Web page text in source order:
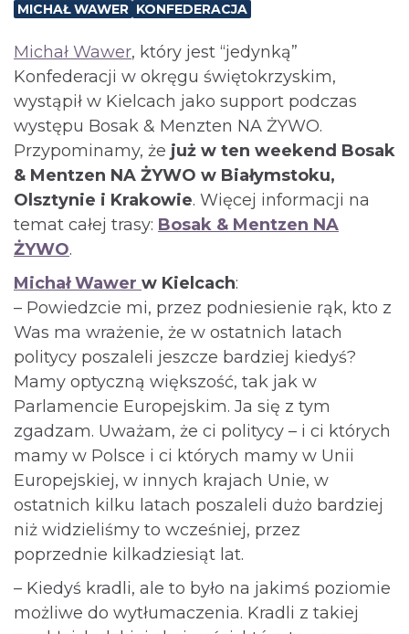
MICHAŁ WAWER KONFEDERACJA
Michał Wawer, który jest “jedynką”
Konfederacji w okręgu świętokrzyskim,
wystąpił w Kielcach jako support podczas
występu Bosak & Menzten NA ŻYWO.
Przypominamy, że już w ten weekend Bosak
& Mentzen NA ŻYWO w Białymstoku,
Olsztynie i Krakowie. Więcej informacji na
temat całej trasy: Bosak & Mentzen NA
ŻYWO.
Michał Wawer w Kielcach:
– Powiedzcie mi, przez podniesienie rąk, kto z
Was ma wrażenie, że w ostatnich latach
politycy poszaleli jeszcze bardziej kiedyś?
Mamy optyczną większość, tak jak w
Parlamencie Europejskim. Ja się z tym
zgadzam. Uważam, że ci politycy – i ci których
mamy w Polsce i ci których mamy w Unii
Europejskiej, w innych krajach Unie, w
ostatnich kilku latach poszaleli dużo bardziej
niż widzieliśmy to wcześniej, przez
poprzednie kilkadziesiąt lat.
– Kiedyś kradli, ale to było na jakimś poziomie
możliwe do wytłumaczenia. Kradli z takiej